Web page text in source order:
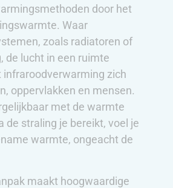
door het
Waar
zoals radiatoren of
de lucht in een ruimte
zich
oppervlakken en mensen.
met de warmte
de straling je bereikt, voel je
warmte, ongeacht de
maakt hoogwaardige